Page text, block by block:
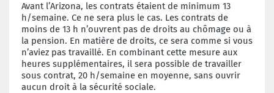
Avant l’Arizona, les contrats étaient de minimum 13
h/semaine. Ce ne sera plus le cas. Les contrats de
moins de 13 h n’ouvrent pas de droits au chômage ou à
la pension. En matière de droits, ce sera comme si vous
n’aviez pas travaillé. En combinant cette mesure aux
heures supplémentaires, il sera possible de travailler
sous contrat, 20 h/semaine en moyenne, sans ouvrir
aucun droit à la sécurité sociale.